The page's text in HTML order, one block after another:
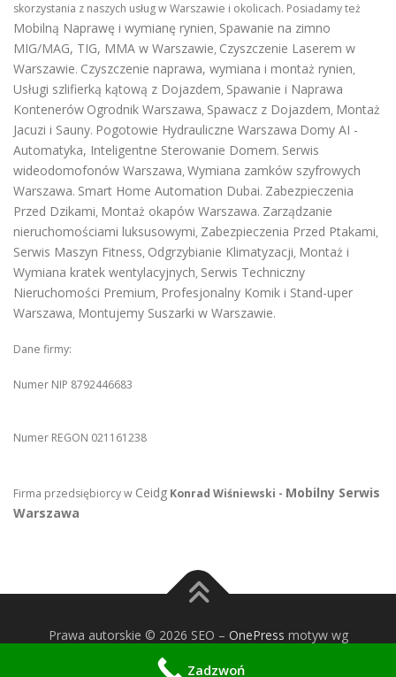
skorzystania z naszych usług w Warszawie i okolicach. Posiadamy też
Mobilną Naprawę i wymianę rynien, Spawanie na zimno
MIG/MAG, TIG, MMA w Warszawie, Czyszczenie Laserem w
Warszawie. Czyszczenie naprawa, wymiana i montaż rynien,
Usługi szlifierką kątową z Dojazdem, Spawanie i Naprawa
Kontenerów Ogrodnik Warszawa, Spawacz z Dojazdem, Montaż
Jacuzi i Sauny. Pogotowie Hydrauliczne Warszawa Domy AI -
Automatyka, Inteligentne Sterowanie Domem. Serwis
wideodomofonów Warszawa, Wymiana zamków szyfrowych
Warszawa. Smart Home Automation Dubai. Zabezpieczenia
Przed Dzikami, Montaż okapów Warszawa. Zarządzanie
nieruchomościami luksusowymi, Zabezpieczenia Przed Ptakami,
Serwis Maszyn Fitness, Odgrzybianie Klimatyzacji, Montaż i
Wymiana kratek wentylacyjnych, Serwis Techniczny
Nieruchomości Premium, Profesjonalny Komik i Stand-uper
Warszawa, Montujemy Suszarki w Warszawie.
Dane firmy:
Numer NIP 8792446683
Numer REGON 021161238
Firma przedsiębiorcy w Ceidg Konrad Wiśniewski - Mobilny Serwis
Warszawa
Prawa autorskie © 2026 SEO – OnePress motyw wg
FameThemes
Zadzwoń